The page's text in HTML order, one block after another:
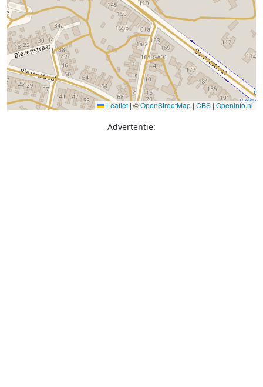
Leaflet | ©OpenStreetMap | CBS | OpenInfo.nl
Advertentie: